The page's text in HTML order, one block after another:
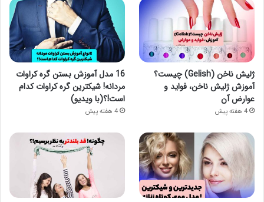
ژلیش ناخن (Gelish) چیست؟
آموزش ژلیش ناخن، فواید و
عوارض آن
4 هفته پیش
16 مدل آموزش بستن گره کراوات
مردانه! شیکترین گره کراوات کدام
است!؟(با ویدیو)
4 هفته پیش